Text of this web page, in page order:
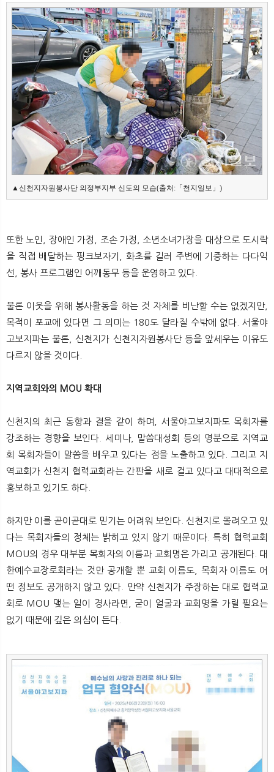
▲신천지자원봉사단 의정부지부 신도의 모습(출처:「천지일보」)
또한 노인, 장애인 가정, 조손 가정, 소년소녀가장을 대상으로 도시락
을 직접 배달하는 핑크보자기, 화초를 길러 주변에 기증하는 다다익
선, 봉사 프로그램인 어깨동무 등을 운영하고 있다.
물론 이웃을 위해 봉사활동을 하는 것 자체를 비난할 수는 없겠지만,
목적이 포교에 있다면 그 의미는 180도 달라질 수밖에 없다. 서울야
고보지파는 물론, 신천지가 신천지자원봉사단 등을 앞세우는 이유도
다르지 않을 것이다.
지역교회와의 MOU 확대
신천지의 최근 동향과 결을 같이 하며, 서울야고보지파도 목회자를
강조하는 경향을 보인다. 세미나, 말씀대성회 등의 명분으로 지역교
회 목회자들이 말씀을 배우고 있다는 점을 노출하고 있다. 그리고 지
역교회가 신천지 협력교회라는 간판을 새로 걸고 있다고 대대적으로
홍보하고 있기도 하다.
하지만 이를 곧이곧대로 믿기는 어려워 보인다. 신천지로 몰려오고 있
다는 목회자들의 정체는 밝히고 있지 않기 때문이다. 특히 협력교회
MOU의 경우 대부분 목회자의 이름과 교회명은 가리고 공개된다. 대
한예수교장로회라는 것만 공개할 뿐 교회 이름도, 목회자 이름도 어
떤 정보도 공개하지 않고 있다. 만약 신천지가 주장하는 대로 협력교
회로 MOU 맺는 일이 경사라면, 굳이 얼굴과 교회명을 가릴 필요는
없기 때문에 깊은 의심이 든다.